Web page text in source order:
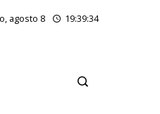
agosto 8 19:39:35